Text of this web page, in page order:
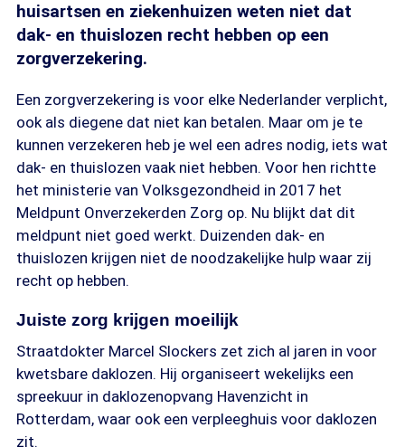
huisartsen en ziekenhuizen weten niet dat
dak- en thuislozen recht hebben op een
zorgverzekering.
Een zorgverzekering is voor elke Nederlander verplicht,
ook als diegene dat niet kan betalen. Maar om je te
kunnen verzekeren heb je wel een adres nodig, iets wat
dak- en thuislozen vaak niet hebben. Voor hen richtte
het ministerie van Volksgezondheid in 2017 het
Meldpunt Onverzekerden Zorg op. Nu blijkt dat dit
meldpunt niet goed werkt. Duizenden dak- en
thuislozen krijgen niet de noodzakelijke hulp waar zij
recht op hebben.
Juiste zorg krijgen moeilijk
Straatdokter Marcel Slockers zet zich al jaren in voor
kwetsbare daklozen. Hij organiseert wekelijks een
spreekuur in daklozenopvang Havenzicht in
Rotterdam, waar ook een verpleeghuis voor daklozen
zit.